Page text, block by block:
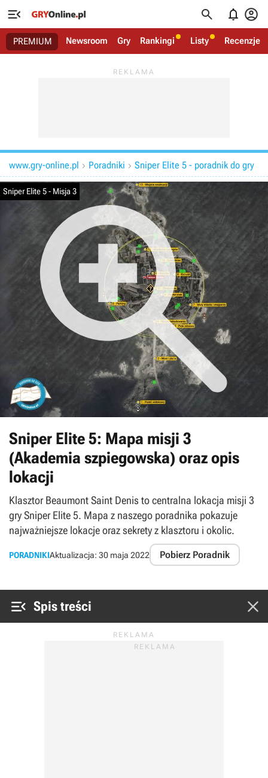
   
PREMIUM Newsroom Gry Rankingi Listy Recenzje
www.gry-online.pl  Poradniki  Sniper Elite 5 - poradnik do gry
Sniper Elite 5 - Misja 3
Sniper Elite 5: Mapa misji 3
(Akademia szpiegowska) oraz opis
lokacji
Klasztor Beaumont Saint Denis to centralna lokacja misji 3
gry Sniper Elite 5. Mapa z naszego poradnika pokazuje
najważniejsze lokacje oraz sekrety z klasztoru i okolic.
PORADNIKIAktualizacja: 30 maja 2022 Pobierz Poradnik
 Spis treści 